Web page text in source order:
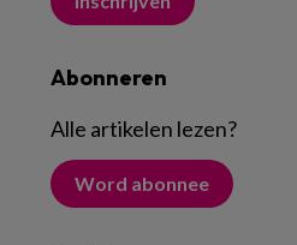
Abonneren
Alle artikelen lezen?
Word abonnee